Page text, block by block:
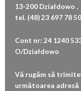
13-200 Działdowo ,
tel. (48) 23 697 78 50
Cont nr: 24 1240
O/Działdowo
Vă rugăm să
următoarea adresă